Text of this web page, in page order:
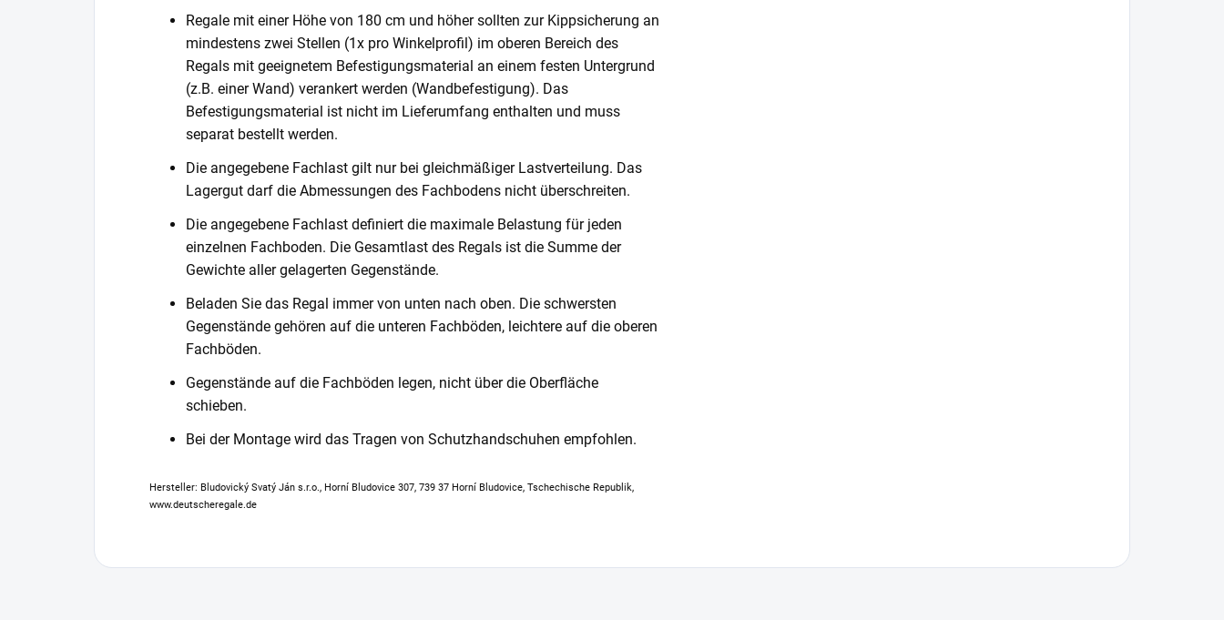
Regale mit einer Höhe von 180 cm und höher sollten zur Kippsicherung an
mindestens zwei Stellen (1x pro Winkelprofil) im oberen Bereich des
Regals mit geeignetem Befestigungsmaterial an einem festen Untergrund
(z.B. einer Wand) verankert werden (Wandbefestigung). Das
Befestigungsmaterial ist nicht im Lieferumfang enthalten und muss
separat bestellt werden.
Die angegebene Fachlast gilt nur bei gleichmäßiger Lastverteilung. Das
Lagergut darf die Abmessungen des Fachbodens nicht überschreiten.
Die angegebene Fachlast definiert die maximale Belastung für jeden
einzelnen Fachboden. Die Gesamtlast des Regals ist die Summe der
Gewichte aller gelagerten Gegenstände.
Beladen Sie das Regal immer von unten nach oben. Die schwersten
Gegenstände gehören auf die unteren Fachböden, leichtere auf die oberen
Fachböden.
Gegenstände auf die Fachböden legen, nicht über die Oberfläche
schieben.
Bei der Montage wird das Tragen von Schutzhandschuhen empfohlen.
Hersteller: Bludovický Svatý Ján s.r.o., Horní Bludovice 307, 739 37 Horní Bludovice, Tschechische Republik,
www.deutscheregale.de